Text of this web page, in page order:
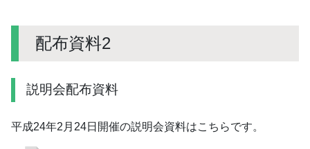
配布資料2
説明会配布資料
平成24年2月24日開催の説明会資料はこちらです。